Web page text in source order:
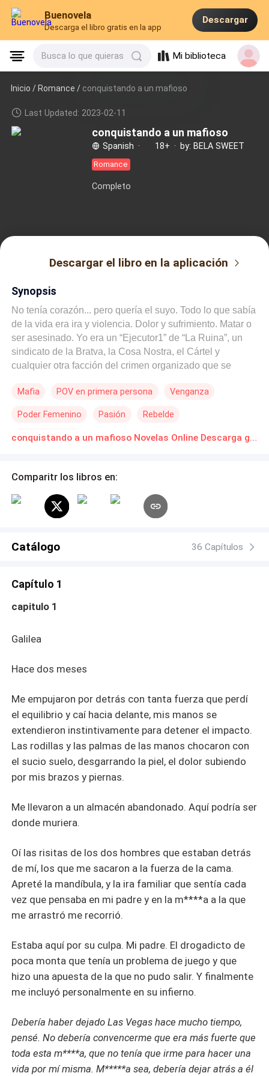
Buenovela
Descarga el libro gratis en la app
Descargar
Busca lo que quieras Mi biblioteca
Inicio /Romance / conquistando a un mafioso
Last Updated: 2023-02-11
conquistando a un mafioso
Spanish · 18+ · by: BELA SWEET
Romance
Completo
Descargar el libro en la aplicación
Synopsis
No tenía corazón... pero quería el suyo. Todo lo que sabía
de la vida era ira y violencia. Dolor y sufrimiento. Matar o
ser asesinado. Yo era un “Ejecutor1” de “La Ruina”, un
sindicato de la Bratva, la Cosa Nostra, el Cártel y
cualquier otra facción del crimen organizado que se
humanidad. Un agente libre al que se le pedía que
tenían estómago. Y cuando te rodeas de la muerte
durante el tiempo suficiente, pronto no recuerdas lo que
había visto demasiado horror en el mundo, demasiado de
hundiría más en la oscuridad. Pero por primera vez en mi
vida, sentí una agitación en mi pecho, esta protección y
hizo sentir vivo. Lina trató de ocultar lo rota que estaba,
mi miserable vida, quería algo para mí. Sentí algo más
que ella se aferraba. Quería abrirla y consumirla para mí.
sabía que la mutilaría. Mataría por ella. Y eso se convirtió
cuando mi presente intentó destruirla. Creyeron que
Se equivocaron. Cuando la miré, sentí que parte del
monstruo que me hizo ser quien era volvía a mi alma
negra. Nunca se iría...
Mafia POV en primera persona Venganza
Poder Femenino Pasión Rebelde
Amor Prohibido conquistando a un mafioso Novelas Online Descarga gratuita de PDF
Comparitr los libros en:
Catálogo 36 Capítulos
Capítulo 1
capitulo 1
Galilea
Hace dos meses
Me empujaron por detrás con tanta fuerza que perdí
el equilibrio y caí hacia delante, mis manos se
extendieron instintivamente para detener el impacto.
Las rodillas y las palmas de las manos chocaron con
el sucio suelo, desgarrando la piel, el dolor subiendo
por mis brazos y piernas.
Me llevaron a un almacén abandonado. Aquí podría ser
donde muriera.
Oí las risitas de los dos hombres que estaban detrás
de mí, los que me sacaron a la fuerza de la cama.
Apreté la mandíbula, y la ira familiar que sentía cada
vez que pensaba en mi padre y en la m****a a la que
me arrastró me recorrió.
Estaba aquí por su culpa. Mi padre. El drogadicto de
poca monta que tenía un problema de juego y que
hizo una apuesta de la que no pudo salir. Y finalmente
me incluyó personalmente en su infierno.
Debería haber dejado Las Vegas hace mucho tiempo,
pensé. No debería convencerme que era más fuerte que
toda esta m****a, que no tenía que irme para hacer una
vida por mí misma. M*****a sea, debería dejar atrás a él